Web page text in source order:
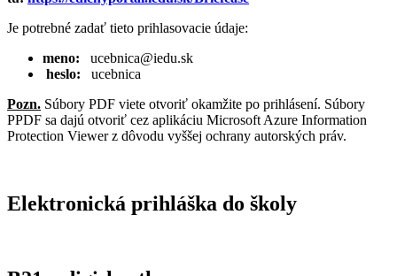
Je potrebné zadať tieto prihlasovacie údaje:
meno: ucebnica@iedu.sk
heslo:
ucebnica
Pozn. Súbory PDF viete otvoriť okamžite po prihlásení. Súbory
PPDF sa dajú otvoriť cez aplikáciu Microsoft Azure Information
Protection Viewer z dôvodu vyššej ochrany autorských práv.
Elektronická prihláška do školy